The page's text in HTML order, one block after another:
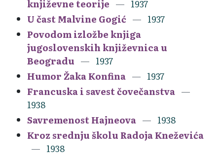
književne teorije
1937
U čast Malvine Gogić
1937
Povodom izložbe knjiga
jugoslovenskih književnica u
Beogradu
1937
Humor Žaka Konfina
1937
Francuska i savest čovečanstva
1938
Savremenost Hajneova
1938
Kroz srednju školu Radoja Kneževića
1938